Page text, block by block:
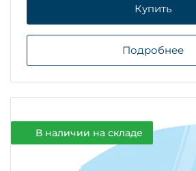
Купить
Подробнее
В наличии на складе